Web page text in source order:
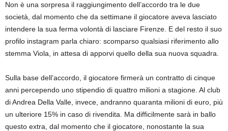
Non è una sorpresa il raggiungimento dell’accordo tra le due
società, dal momento che da settimane il giocatore aveva lasciato
intendere la sua ferma volontà di lasciare Firenze. E del resto il suo
profilo instagram parla chiaro: scomparso qualsiasi riferimento allo
stemma Viola, in attesa di apporvi quello della sua nuova squadra.
Sulla base dell’accordo, il giocatore firmerà un contratto di cinque
anni percependo uno stipendio di quattro milioni a stagione. Al club
di Andrea Della Valle, invece, andranno quaranta milioni di euro, più
un ulteriore 15% in caso di rivendita. Ma difficilmente sarà in ballo
questo extra, dal momento che il giocatore, nonostante la sua